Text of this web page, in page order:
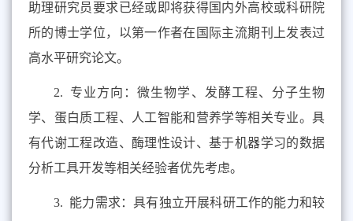
助理研究员要求已经或即将获得国内外高校或科研院
所的博士学位，以第一作者在国际主流期刊上发表过
高水平研究论文。
2.
专业方向：微生物学、发酵工程、分子生物
学、蛋白质工程、人工智能和营养学等相关专业。具
有代谢工程改造、酶理性设计、基于机器学习的数据
分析工具开发等相关经验者优先考虑。
3. 能力需求：具有独立开展科研工作的能力和较